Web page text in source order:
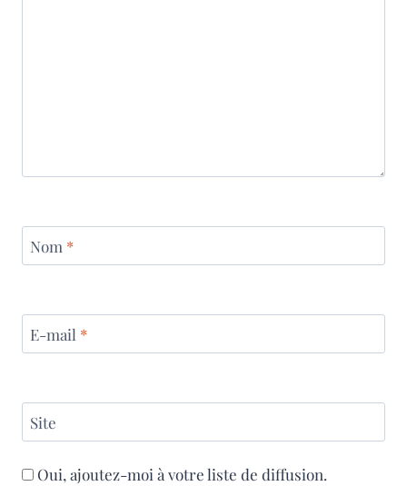
Nom *
E-mail *
Site
Oui, ajoutez-moi à votre liste de diffusion.